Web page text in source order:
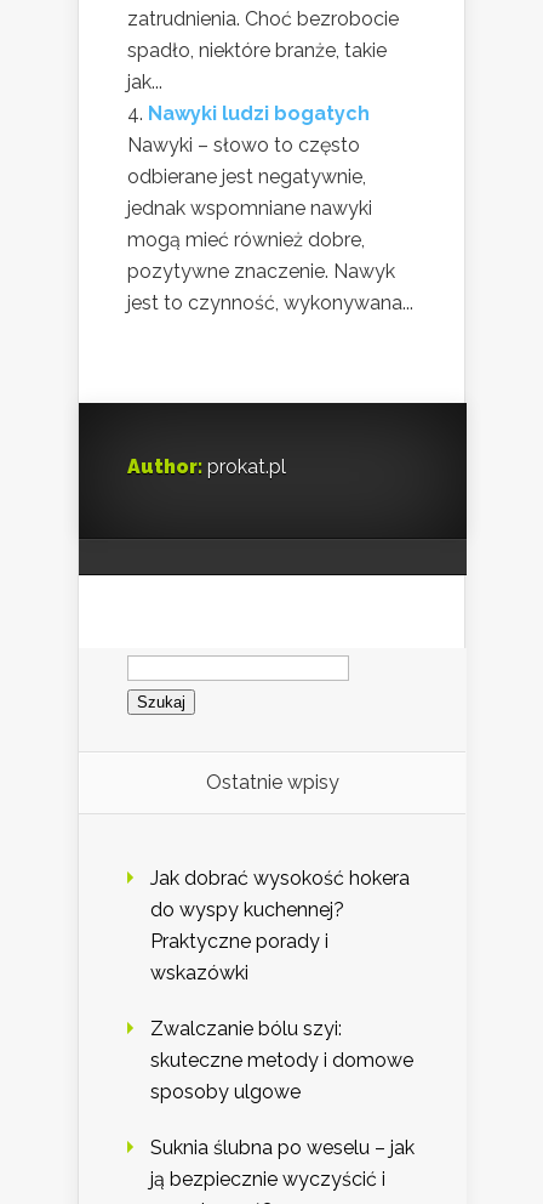
zatrudnienia. Choć bezrobocie
spadło, niektóre branże, takie
jak...
Nawyki ludzi bogatych
Nawyki – słowo to często
odbierane jest negatywnie,
jednak wspomniane nawyki
mogą mieć również dobre,
pozytywne znaczenie. Nawyk
jest to czynność, wykonywana...
Author: prokat.pl
Szukaj:
Ostatnie wpisy
Jak dobrać wysokość hokera
do wyspy kuchennej?
Praktyczne porady i
wskazówki
Zwalczanie bólu szyi:
skuteczne metody i domowe
sposoby ulgowe
Suknia ślubna po weselu – jak
ją bezpiecznie wyczyścić i